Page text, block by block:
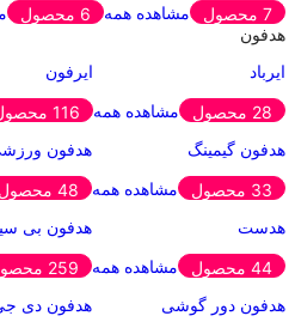
7 محصول
مشاهده همه
6 محصول
هدفون
ایرباد
28 محصول
مشاهده همه
ایرفون
116 محصول
هدفون گیمینگ
33 محصول
مشاهده همه
هدفون
48 محصول
هدست
44 محصول
مشاهده همه
هدفون بی
259 محصول
هدفون دور گوشی
هدفون دی